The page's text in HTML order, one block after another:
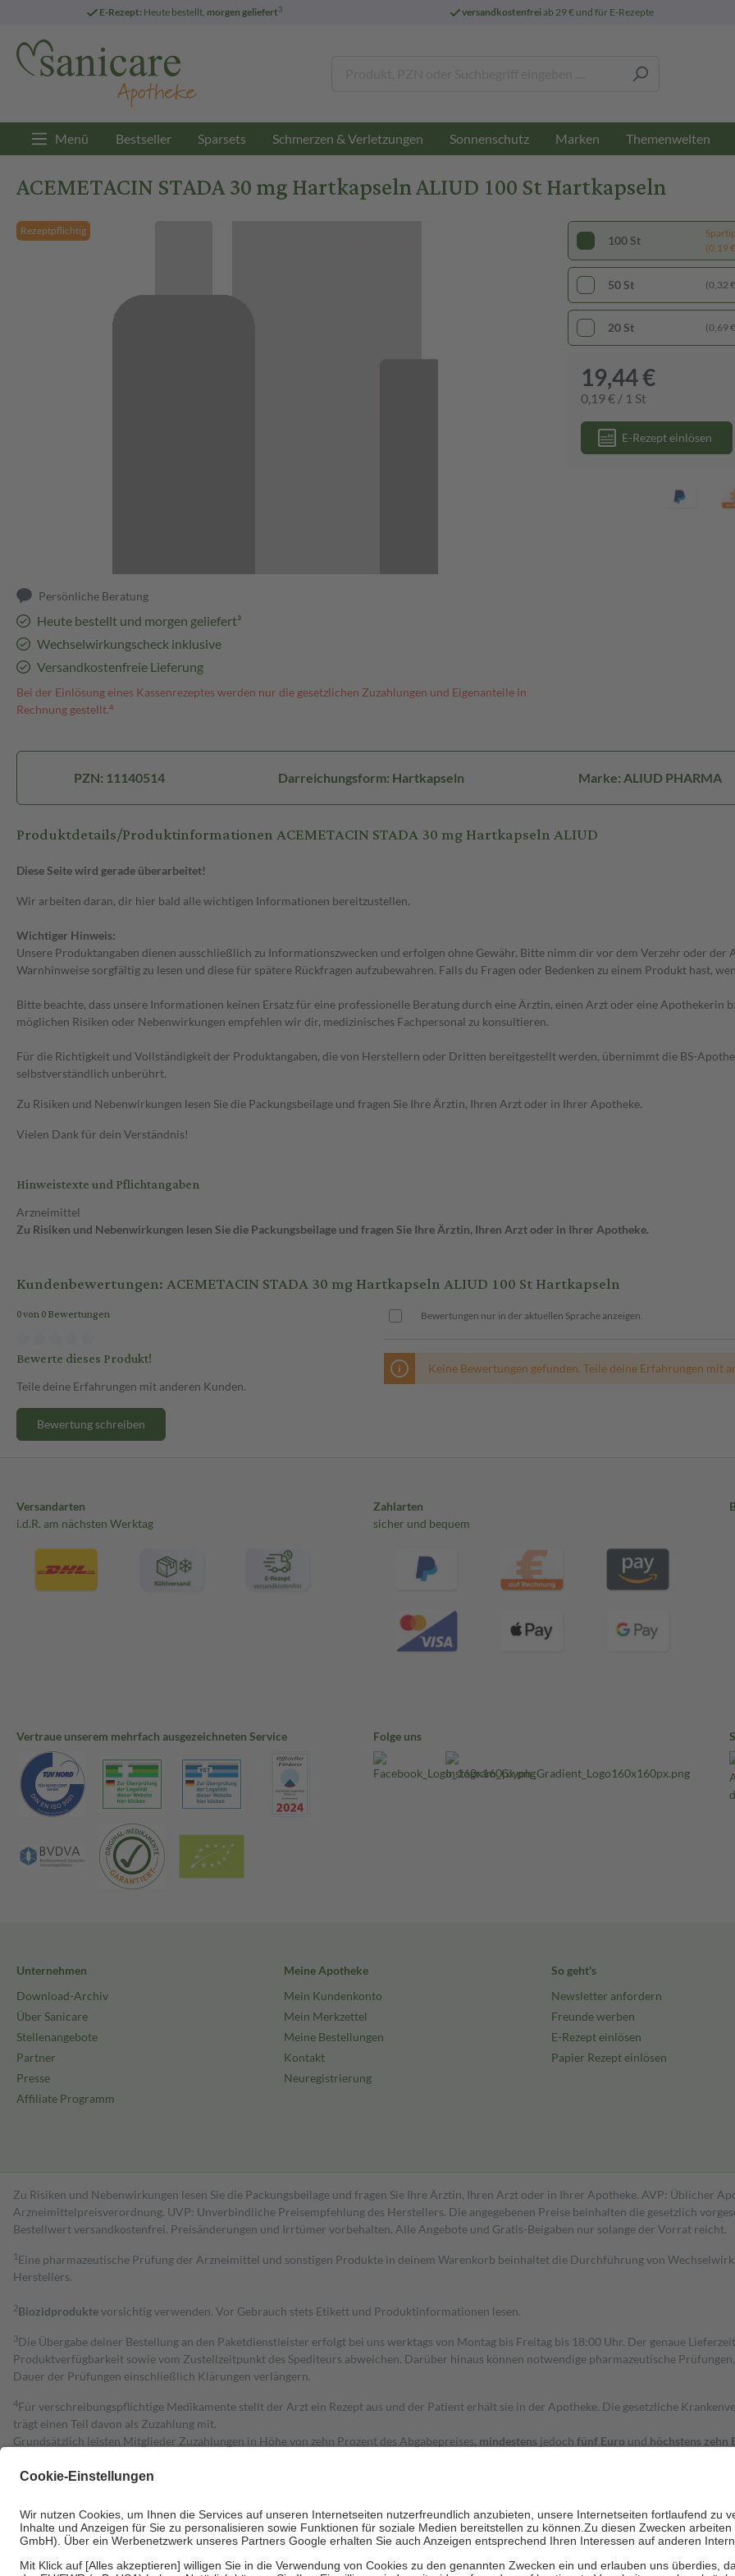
E-Rezept: Heute bestellt, morgen geliefert3 versandkostenfreiab 29 € und für E-Rezepte
Menü Bestseller Sparsets Schmerzen & Verletzungen Sonnenschutz Marken Themenwelten
ACEMETACIN STADA 30 mg Hartkapseln ALIUD 100 St Hartkapseln
Rezeptpflichtig
Persönliche Beratung
Heute bestellt und morgen geliefert³
Wechselwirkungscheck inklusive
Versandkostenfreie Lieferung
Bei der Einlösung eines Kassenrezeptes werden nur die gesetzlichen Zuzahlungen und Eigenanteile in
Rechnung gestellt.⁴
100 St
(0,19
50 St (0,32
20 St (0,69
19,44 €
0,19 € / 1 St
E-Rezept einlösen
PZN: 11140514 Darreichungsform: Hartkapseln Marke: ALIUD PHARMA
Produktdetails/Produktinformationen ACEMETACIN STADA 30 mg Hartkapseln ALIUD
Diese Seite wird gerade überarbeitet!
Wir arbeiten daran, dir hier bald alle wichtigen Informationen bereitzustellen.
Wichtiger Hinweis:
Unsere Produktangaben dienen ausschließlich zu Informationszwecken und erfolgen ohne Gewähr. Bitte nimm dir vor dem Verzehr oder
Warnhinweise sorgfältig zu lesen und diese für spätere Rückfragen aufzubewahren. Falls du Fragen oder Bedenken zu einem Produkt hast,
Bitte beachte, dass unsere Informationen keinen Ersatz für eine professionelle Beratung durch eine Ärztin, einen Arzt oder eine Apothekerin
möglichen Risiken oder Nebenwirkungen empfehlen wir dir, medizinisches Fachpersonal zu konsultieren.
Für die Richtigkeit und Vollständigkeit der Produktangaben, die von Herstellern oder Dritten bereitgestellt werden, übernimmt die BS-
selbstverständlich unberührt.
Zu Risiken und Nebenwirkungen lesen Sie die Packungsbeilage und fragen Sie Ihre Ärztin, Ihren Arzt oder in Ihrer Apotheke.
Vielen Dank für dein Verständnis!
Hinweistexte und Pflichtangaben
Arzneimittel
Zu Risiken und Nebenwirkungen lesen Sie die Packungsbeilage und fragen Sie Ihre Ärztin, Ihren Arzt oder in Ihrer Apotheke.
Kundenbewertungen: ACEMETACIN STADA 30 mg Hartkapseln ALIUD 100 St Hartkapseln
0 von 0 Bewertungen
Bewerte dieses Produkt!
Teile deine Erfahrungen mit anderen Kunden.
Bewertung schreiben
Bewertungen nur in der aktuellen Sprache anzeigen.
Keine Bewertungen gefunden. Teile deine Erfahrungen mit
Versandarten
i.d.R. am nächsten Werktag
Zahlarten
sicher und bequem
Vertraue unserem mehrfach ausgezeichneten Service Folge uns
Unternehmen
Download-Archiv
Über Sanicare
Stellenangebote
Partner
Presse
Affiliate Programm
Meine Apotheke
Mein Kundenkonto
Mein Merkzettel
Meine Bestellungen
Kontakt
Neuregistrierung
So geht's
Newsletter anfordern
Freunde werben
E-Rezept einlösen
Papier Rezept einlösen
Zu Risiken und Nebenwirkungen lesen Sie die Packungsbeilage und fragen Sie Ihre Ärztin, Ihren Arzt oder in Ihrer Apotheke. AVP: Üblicher
Arzneimittelpreisverordnung. UVP: Unverbindliche Preisempfehlung des Herstellers. Die angegebenen Preise beinhalten die gesetzlich
Bestell­wert versand­kosten­frei. Preisänderungen und Irrtümer vorbehalten. Alle Angebote und Gratis-Beigaben nur solange der Vorrat reicht.
1 Eine pharmazeutische Prüfung der Arzneimittel und sonstigen Produkte in deinem Warenkorb beinhaltet die Durchführung von
Herstellers.
2Biozidproduktevorsichtig verwenden. Vor Gebrauch stets Etikett und Produktinformationen lesen.
3Die Übergabe deiner Bestellung an den Paketdienstleister erfolgt bei uns werktags von Montag bis Freitag bis 18:00 Uhr. Der genaue
Produktverfügbarkeit sowie vom Zustellzeitpunkt des Spediteurs abweichen. Darüber hinaus können notwendige pharmazeutische
Dauer der Prüfungen einschließlich Klärungen verlängern.
4Für verschreibungspflichtige Medikamente stellt der Arzt ein Rezept aus und der Patient erhält sie in der Apotheke. Die gesetzliche
trägt einen Teil davon als Zuzahlung mit.
Grundsätzlich leisten Mitglieder Zuzahlungen in Höhe von zehn Prozent des Abgabepreises, mindestens jedoch fünf Euro und höchstens zehn
Diese Regeln gelten grundsätzlich auch für Online-Apotheken.
Um das Engagement der Versicherten für ihre eigene Gesundheit zu stärken und die besondere Stellung der Familie zu unterstützen, fallen
• Kindern und Jugendlichen bis zum vollendeten 18. Lebensjahr mit Ausnahme der Fahrkosten
• Untersuchungen zur Vorsorge und Früherkennung, die von der GKV getragen werden
• empfohlenen Schutzimpfungen